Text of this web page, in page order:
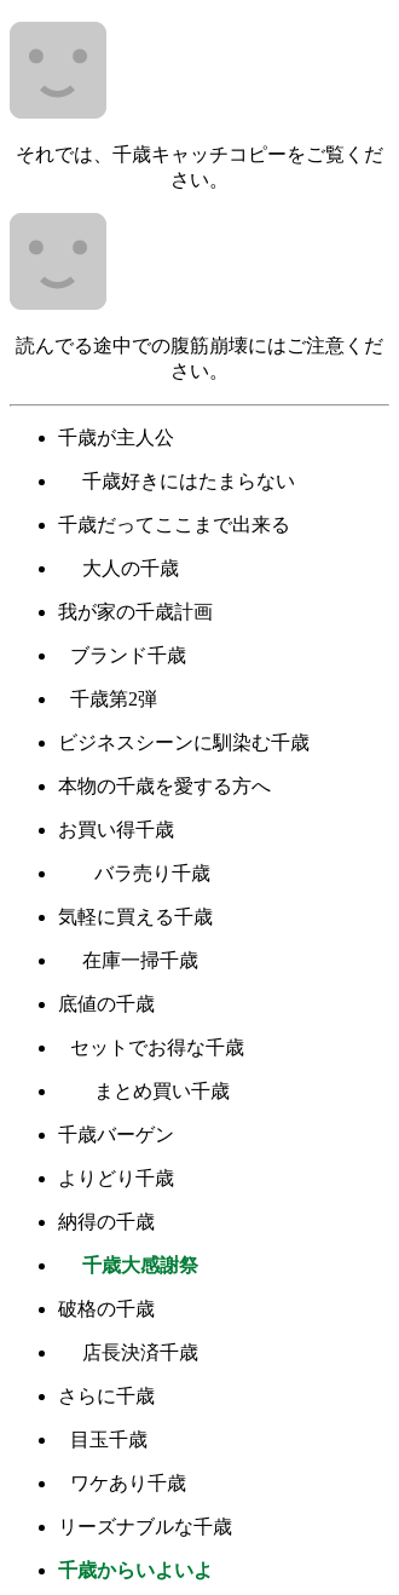
それでは、千歳キャッチコピーをご覧くだ
さい。
読んでる途中での腹筋崩壊にはご注意くだ
さい。
千歳が主人公
千歳好きにはたまらない
千歳だってここまで出来る
大人の千歳
我が家の千歳計画
ブランド千歳
千歳第2弾
ビジネスシーンに馴染む千歳
本物の千歳を愛する方へ
お買い得千歳
バラ売り千歳
気軽に買える千歳
在庫一掃千歳
底値の千歳
セットでお得な千歳
まとめ買い千歳
千歳バーゲン
よりどり千歳
納得の千歳
千歳大感謝祭
破格の千歳
店長決済千歳
さらに千歳
目玉千歳
ワケあり千歳
リーズナブルな千歳
千歳からいよいよ